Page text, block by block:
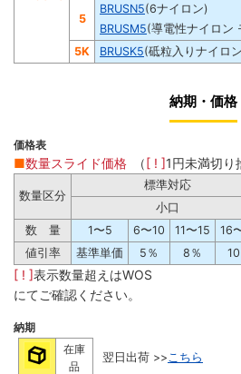
5
BRUSN5(6ナイロン)
BRUSM5(導電性ナイロン
5K
BRUSK5(砥粒入りナイロ
納期・価格
価格表
■数量スライド価格 （[ ! ]1円未満切り
数量区分
標準対応
小口
数 量
1〜5 6〜10 11〜15 16
値引率
基準単価 5％ 8％
[ ! ]表示数量超えはWOS
にてご確認ください。
納期
在庫
品
翌日出荷 >> こちら